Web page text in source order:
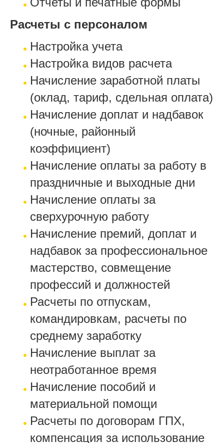
Расчеты с персоналом
Настройка учета
Настройка видов расчета
Начисление заработной платы
(оклад, тариф, сдельная оплата)
Начисление доплат и надбавок
(ночные, районный
коэффициент)
Начисление оплаты за работу в
праздничные и выходные дни
Начисление оплаты за
сверхурочную работу
Начисление премий, доплат и
надбавок за профессиональное
мастерство, совмещение
профессий и должностей
Расчеты по отпускам,
командировкам, расчеты по
среднему заработку
Начисление выплат за
неотработанное время
Начисление пособий и
материальной помощи
Расчеты по договорам ГПХ,
компенсация за использование